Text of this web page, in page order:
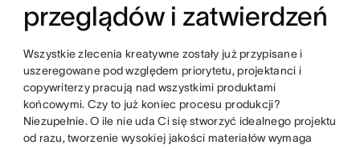
przeglądów i zatwierdzeń
Wszystkie zlecenia kreatywne zostały już przypisane i
uszeregowane pod względem priorytetu, projektanci i
copywriterzy pracują nad wszystkimi produktami
końcowymi. Czy to już koniec procesu produkcji?
Niezupełnie. O ile nie uda Ci się stworzyć idealnego projektu
od razu, tworzenie wysokiej jakości materiałów wymaga